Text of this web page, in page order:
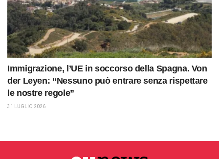
Immigrazione, l’UE in soccorso della Spagna. Von
der Leyen: “Nessuno può entrare senza rispettare
le nostre regole”
31 LUGLIO 2026